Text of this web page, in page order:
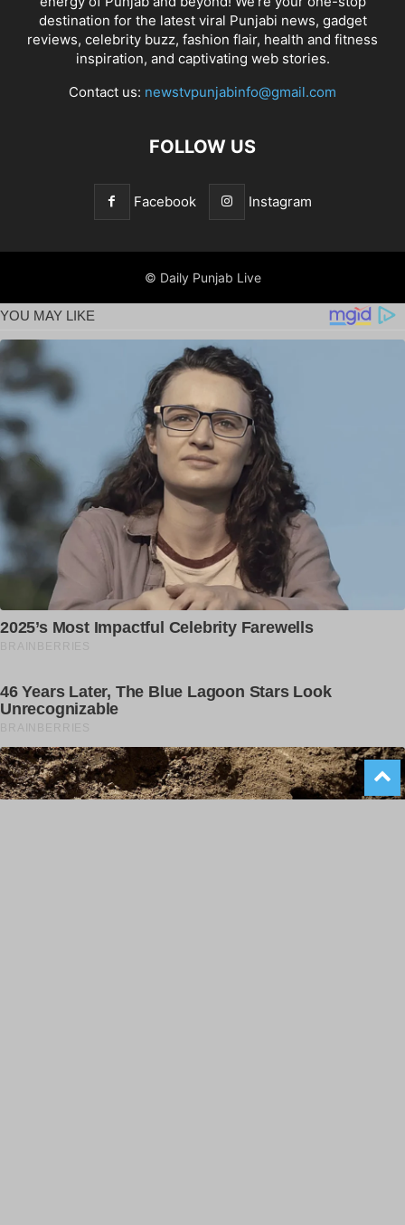
destination for the latest viral Punjabi news, gadget
reviews, celebrity buzz, fashion flair, health and fitness
inspiration, and captivating web stories.
Contact us: newstvpunjabinfo@gmail.com
FOLLOW US
Facebook Instagram
© Daily Punjab Live